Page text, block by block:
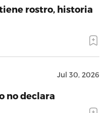
rostro, historia
Jul 30, 2026
no declara